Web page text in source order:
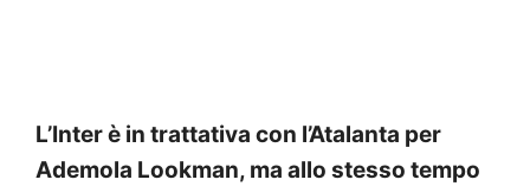
L’Inter è in trattativa con l’Atalanta per
Ademola Lookman, ma allo stesso tempo